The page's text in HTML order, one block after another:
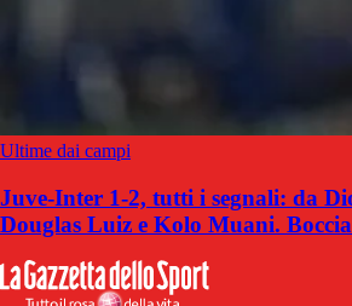
Ultime dai campi
Juve-Inter 1-2, tutti i segnali: da
Douglas Luiz e Kolo Muani.